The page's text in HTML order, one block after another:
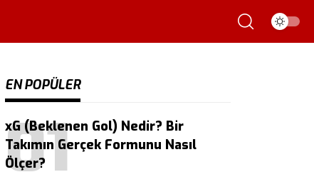
EN POPÜLER
xG (Beklenen Gol) Nedir? Bir
Takımın Gerçek Formunu Nasıl
Ölçer?